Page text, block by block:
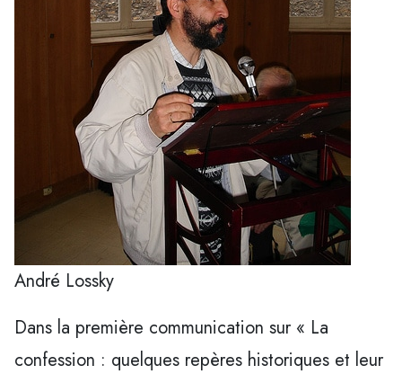
André Lossky
Dans la première communication sur « La
confession : quelques repères historiques et leur